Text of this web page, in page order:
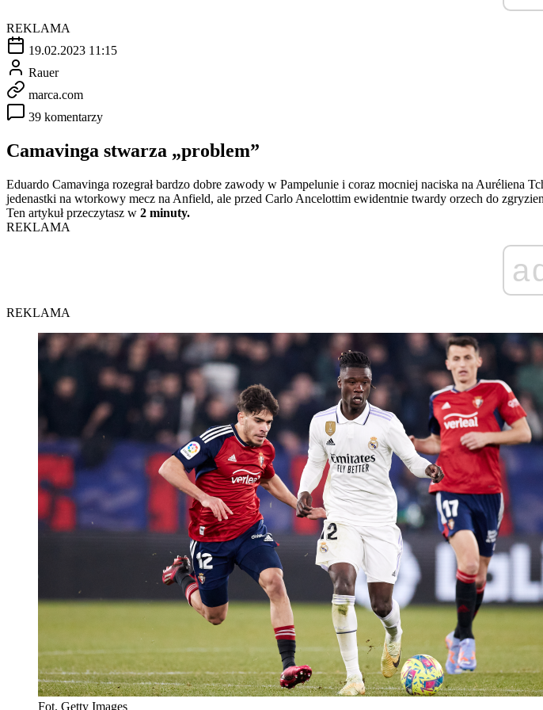
REKLAMA
19.02.2023 11:15
Rauer
marca.com
39 komentarzy
Camavinga stwarza „problem”
Eduardo Camavinga rozegrał bardzo dobre zawody w Pampelunie i coraz mocniej naciska na
jedenastki na wtorkowy mecz na Anfield, ale przed Carlo Ancelottim ewidentnie twardy orzech do
Ten artykuł przeczytasz w 2 minuty.
REKLAMA
REKLAMA
Fot. Getty Images